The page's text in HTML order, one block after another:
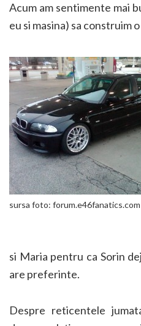
Acum am sentimente mai
eu si masina) sa construim
sursa foto: forum.e46fanatics.com
si Maria pentru ca Sorin
are preferinte.
Despre reticentele